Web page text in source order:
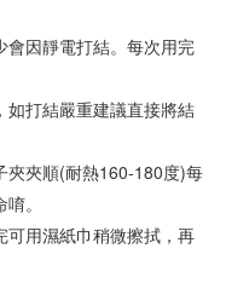
因靜電打結。每次用完
打結嚴重建議直接將結
夾夾順(耐熱160-180度)每
。
用濕紙巾稍微擦拭，再